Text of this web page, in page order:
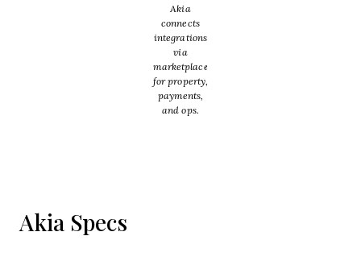
Akia
connects
integrations
via
marketplace
for property,
payments,
and ops.
Akia Specs